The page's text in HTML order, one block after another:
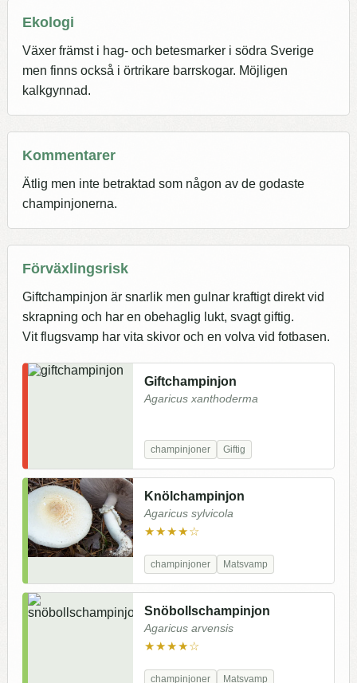
Ekologi
Växer främst i hag- och betesmarker i södra Sverige
men finns också i örtrikare barrskogar. Möjligen
kalkgynnad.
Kommentarer
Ätlig men inte betraktad som någon av de godaste
champinjonerna.
Förväxlingsrisk
Giftchampinjon är snarlik men gulnar kraftigt direkt vid
skrapning och har en obehaglig lukt, svagt giftig.
Vit flugsvamp har vita skivor och en volva vid fotbasen.
Giftchampinjon
Agaricus xanthoderma
champinjoner Giftig
Knölchampinjon
Agaricus sylvicola
★★★★☆
champinjoner Matsvamp
Snöbollschampinjon
Agaricus arvensis
★★★★☆
champinjoner Matsvamp